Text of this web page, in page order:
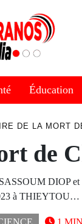
Éducation
DE LA MORT
de
DIOP et
à THIEYTOU…
1